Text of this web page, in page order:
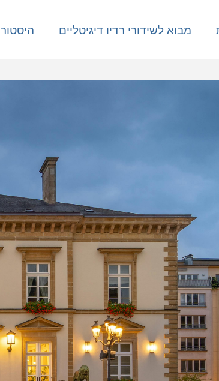
מבוא לשידורי רדיו דיגיטליים